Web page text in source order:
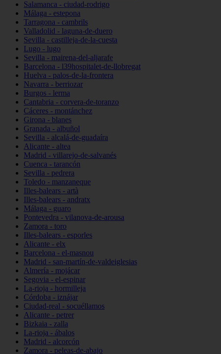
Salamanca - ciudad-rodrigo
Málaga - estepona
Tarragona - cambrils
Valladolid - laguna-de-duero
Sevilla - castilleja-de-la-cuesta
Lugo - lugo
Sevilla - mairena-del-aljarafe
Barcelona - l39hospitalet-de-llobregat
Huelva - palos-de-la-frontera
Navarra - berriozar
Burgos - lerma
Cantabria - corvera-de-toranzo
Cáceres - montánchez
Girona - blanes
Granada - albuñol
Sevilla - alcalá-de-guadaíra
Alicante - altea
Madrid - villarejo-de-salvanés
Cuenca - tarancón
Sevilla - pedrera
Toledo - manzaneque
Illes-balears - artà
Illes-balears - andratx
Málaga - guaro
Pontevedra - vilanova-de-arousa
Zamora - toro
Illes-balears - esporles
Alicante - elx
Barcelona - el-masnou
Madrid - san-martín-de-valdeiglesias
Almería - mojácar
Segovia - el-espinar
La-rioja - hormilleja
Córdoba - iznájar
Ciudad-real - socuéllamos
Alicante - petrer
Bizkaia - zalla
La-rioja - ábalos
Madrid - alcorcón
Zamora - peleas-de-abajo